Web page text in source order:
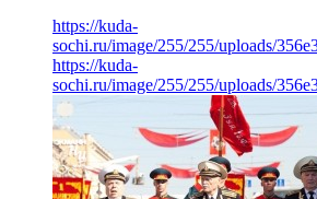
https://kuda-
sochi.ru/image/255/255/uploads/
https://kuda-
sochi.ru/image/255/255/uploads/